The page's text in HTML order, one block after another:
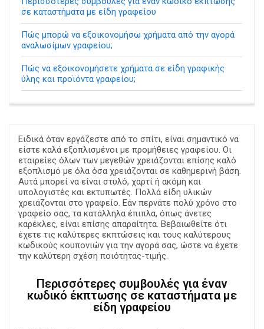
σε καταστήματα με είδη γραφείου
Πώς μπορώ να εξοικονομήσω χρήματα από την αγορά
αναλωσίμων γραφείου;
Πώς να εξοικονομήσετε χρήματα σε είδη γραφικής
ύλης και προϊόντα γραφείου;
Ειδικά όταν εργάζεστε από το σπίτι, είναι σημαντικό να
είστε καλά εξοπλισμένοι με προμήθειες γραφείου. Οι
εταιρείες όλων των μεγεθών χρειάζονται επίσης καλό
εξοπλισμό με όλα όσα χρειάζονται σε καθημερινή βάση.
Αυτά μπορεί να είναι στυλό, χαρτί ή ακόμη και
υπολογιστές και εκτυπωτές. Πολλά είδη υλικών
χρειάζονται στο γραφείο. Εάν περνάτε πολύ χρόνο στο
γραφείο σας, τα κατάλληλα έπιπλα, όπως άνετες
καρέκλες, είναι επίσης απαραίτητα. Βεβαιωθείτε ότι
έχετε τις καλύτερες εκπτώσεις και τους καλύτερους
κωδικούς κουπονιών για την αγορά σας, ώστε να έχετε
την καλύτερη σχέση ποιότητας-τιμής.
Περισσότερες συμβουλές για έναν
κωδικό έκπτωσης σε καταστήματα με
είδη γραφείου